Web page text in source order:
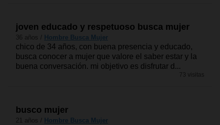
joven educado y respetuoso busca mujer
36 años / Hombre Busca Mujer
chico de 34 años, con buena presencia y educado,
busca conocer a mujer que valore el saber estar y la
buena conversación. mi objetivo es disfrutar d...
73 visitas
busco mujer
21 años / Hombre Busca Mujer